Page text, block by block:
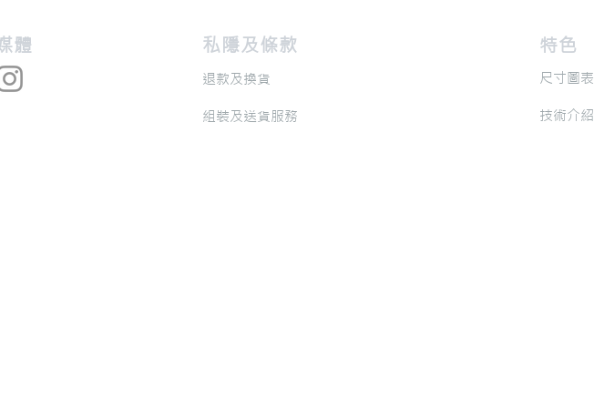
體 私隱及條款
退款及換貨
​組裝及送貨服務
​特色
​尺寸圖表
​技術介紹